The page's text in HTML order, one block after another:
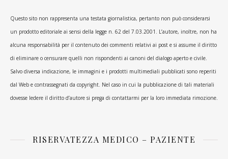
Questo sito non rappresenta una testata giornalistica, pertanto non può considerarsi
un prodotto editoriale ai sensi della legge n. 62 del 7.03.2001. L’autore, inoltre, non ha
alcuna responsabilità per il contenuto dei commenti relativi ai post e si assume il diritto
di eliminare o censurare quelli non rispondenti ai canoni del dialogo aperto e civile.
Salvo diversa indicazione, le immagini e i prodotti multimediali pubblicati sono reperiti
dal Web e contrassegnati da copyright. Nel caso in cui la pubblicazione di tali materiali
dovesse ledere il diritto d’autore si prega di contattarmi per la loro immediata rimozione.
RISERVATEZZA MEDICO – PAZIENTE